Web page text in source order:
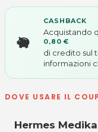
CASHBACK
Acquistando
0,80 €
di credito sul
informazioni
DOVE USARE IL
Hermes